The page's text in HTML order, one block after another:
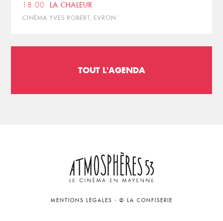
18:00 LA CHALEUR
CINÉMA YVES ROBERT, EVRON
TOUT L'AGENDA
MENTIONS LÉGALES - © LA CONFISERIE